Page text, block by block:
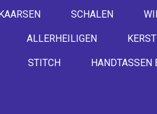
SCHALEN
ALLERHEILIGEN KERST
STITCH HANDTASSEN